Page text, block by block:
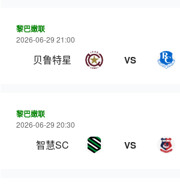
黎巴嫩联
2026-06-29 21:00
贝鲁特星 VS
黎巴嫩联
2026-06-29 20:30
智慧SC VS